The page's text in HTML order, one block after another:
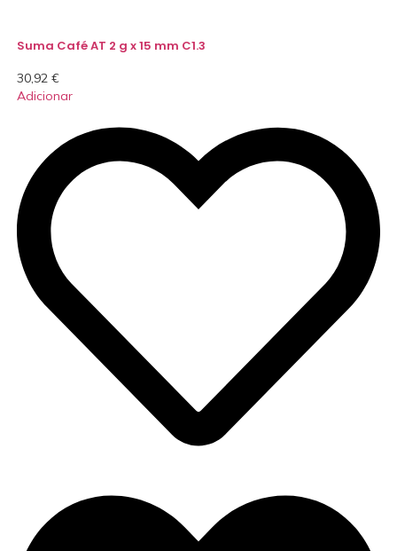
Suma Café AT 2 g x 15 mm C1.3
30,92 €
Adicionar